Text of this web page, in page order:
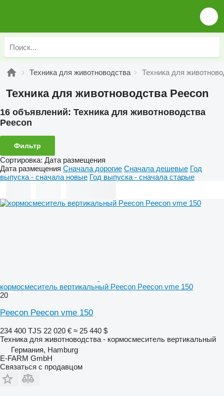
Техника для животноводства Техника для
Техника для животноводства Peecon
16 объявлений: Техника для животноводства
Peecon
Фильтр
Сортировка: Дата размещения
Дата размещения Сначала дорогие Сначала дешевые Год
выпуска - сначала новые Год выпуска - сначала старые
кормосмеситель вертикальный Peecon Peecon vme 150
20
Peecon Peecon vme 150
234 400 TJS 22 020 € ≈ 25 440 $
Техника для животноводства - кормосмеситель вертикальный
Германия, Hamburg
E-FARM GmbH
Связаться с продавцом